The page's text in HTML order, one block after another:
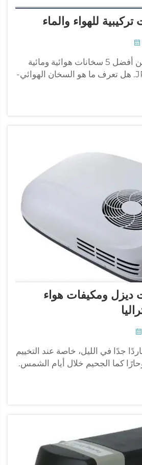
مرحبًا! نحن نتحدث عن أفضل 5 سخانات هوائية ومائية
من شركة JP Heater. هل تعرف ما هو السخان الهوائي-
يمكنه تسخين الماء والهواء في
لعدة أسباب - لا يقتصر فقط على
ديزل ومكيفات هواء
جدًا في الليل، خاصة عند التخييم
كما الجحيم خلال أيام الشمس.
والسفر بشكل مريح قبل